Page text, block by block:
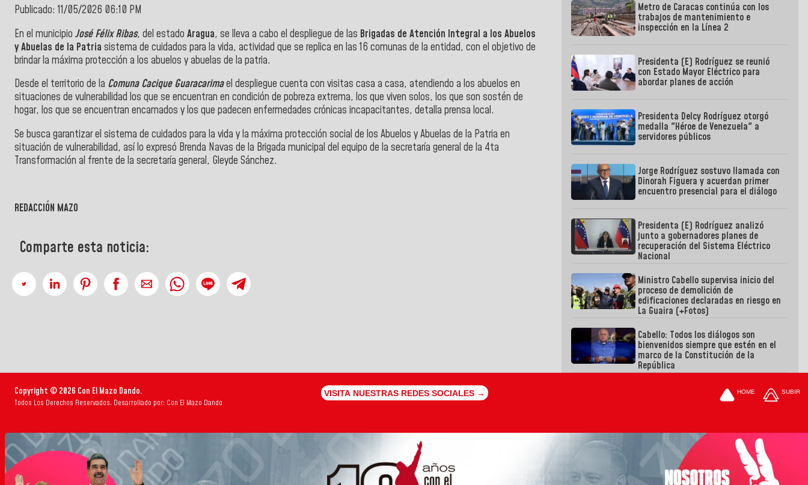
Publicado: 11/05/2026 06:10 PM
En el municipio José Félix Ribas, del estado Aragua, se lleva a cabo el despliegue de las Brigadas de Atención Integral a los Abuelos
y Abuelas de la Patria sistema de cuidados para la vida, actividad que se replica en las 16 comunas de la entidad, con el objetivo de
brindar la máxima protección a los abuelos y abuelas de la patria.
Desde el territorio de la Comuna Cacique Guaracarimael despliegue cuenta con visitas casa a casa, atendiendo a los abuelos en
situaciones de vulnerabilidad los que se encuentran en condición de pobreza extrema, los que viven solos, los que son sostén de
hogar, los que se encuentran encamados y los que padecen enfermedades crónicas incapacitantes, detalla prensa local.
Se busca garantizar el sistema de cuidados para la vida y la máxima protección social de los Abuelos y Abuelas de la Patria en
situación de vulnerabilidad, así lo expresó Brenda Navas de la Brigada municipal del equipo de la secretaría general de la 4ta
Transformación al frente de la secretaría general, Gleyde Sánchez.
REDACCIÓN MAZO
Comparte esta noticia:
Metro de Caracas continúa con los
trabajos de mantenimiento e
inspección en la Línea 2
Presidenta (E) Rodríguez se reunió
con Estado Mayor Eléctrico para
abordar planes de acción
Presidenta Delcy Rodríguez otorgó
medalla "Héroe de Venezuela" a
servidores públicos
Jorge Rodríguez sostuvo llamada con
Dinorah Figuera y acuerdan primer
encuentro presencial para el diálogo
Presidenta (E) Rodríguez analizó
junto a gobernadores planes de
recuperación del Sistema Eléctrico
Nacional
Ministro Cabello supervisa inicio del
proceso de demolición de
edificaciones declaradas en riesgo en
La Guaira (+Fotos)
Cabello: Todos los diálogos son
bienvenidos siempre que estén en el
marco de la Constitución de la
República
Copyright © 2026 Con El Mazo Dando.
Todos Los Derechos Reservados. Desarrollado por: Con El Mazo Dando
VISITA NUESTRAS REDES SOCIALES → HOME SUBIR